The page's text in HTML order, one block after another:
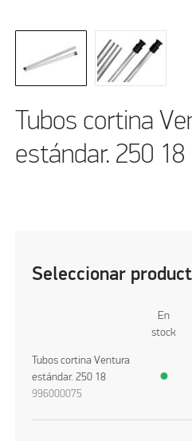
Tubos cortina
estándar. 250 18
Seleccionar
En
stock
Tubos cortina Ventura
estándar. 250 18
996000075
●